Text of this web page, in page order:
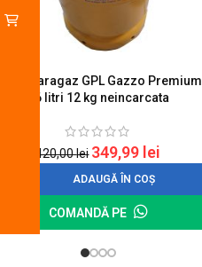
Butelie aragaz GPL Gazzo Premium
26 litri 12 kg neincarcata
420,00lei 349,99 lei
ADAUGĂ ÎN COȘ
COMANDĂ PE